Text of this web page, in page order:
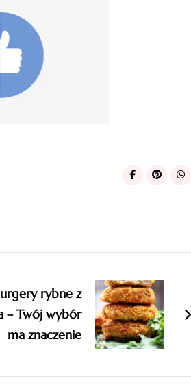
rybne z
– Twój wybór
ma znaczenie